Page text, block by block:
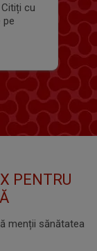
cu
pe
PENTRU
menții sănătatea